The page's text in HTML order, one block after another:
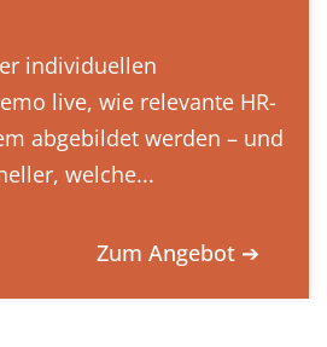
individuellen
live, wie relevante HR-
abgebildet werden – und
welche...
Zum Angebot ➔